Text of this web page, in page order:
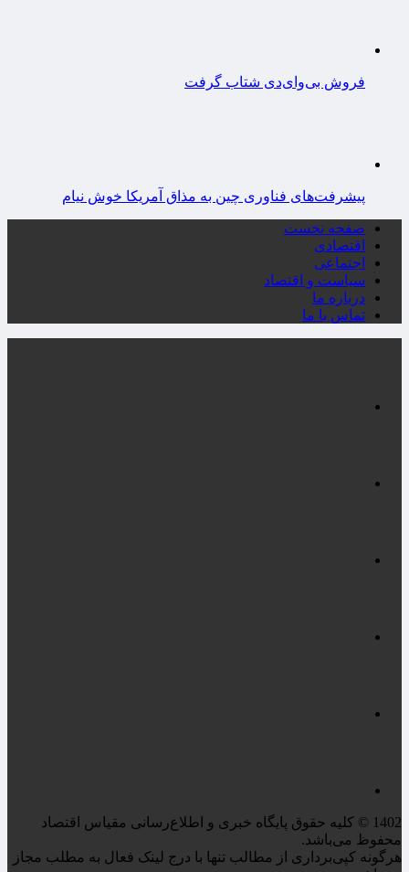
فروش بی‌وای‌دی شتاب گرفت
پیشرفت‌های فناوری چین به مذاق آمریکا خوش نیام
صفحه نخست
اقتصادی
اجتماعی
سیاست و اقتصاد
درباره ما
تماس با ما
1402 © کلیه حقوق پایگاه خبری و اطلاع‌رسانی مقیاس اقتصاد
محفوظ می‌باشد.
هرگونه کپی‌برداری از مطالب تنها با درج لینک فعال به مطلب مجاز